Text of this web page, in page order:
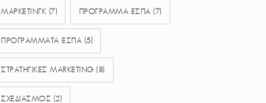
ΜΑΡΚΕΤΙΝΓΚ(7) ΠΡΟΓΡΑΜΜΑ ΕΣΠΑ(7)
ΠΡΟΓΡΑΜΜΑΤΑ ΕΣΠΑ(5)
ΣΤΡΑΤΗΓΙΚΕΣ MARKETING (8)
ΣΧΕΔΙΑΣΜΟΣ (2)